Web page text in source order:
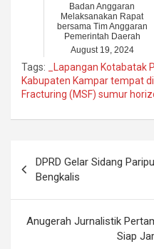
Badan Anggaran
Melaksanakan Rapat
bersama Tim Anggaran
Pemerintah Daerah
August 19, 2024
Tags: _Lapangan Kotabatak
Kabupaten Kampar tempat
Fracturing (MSF) sumur
navigation
DPRD Gelar Sidang
Bengkalis
Anugerah Jurnalistik
Siap